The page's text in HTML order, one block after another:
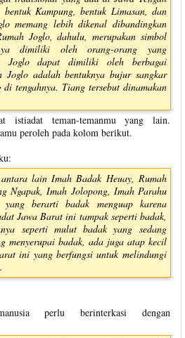
bentuk Kampung, bentuk Limasan, dan
memang lebih dikenal dibandingkan
Joglo, dahulu, merupakan simbol
dimiliki oleh orang-orang yang
Joglo dapat dimiliki oleh berbagai
Joglo adalah bentuknya bujur sangkar
tengahnya. Tiang tersebut dinamakan
istiadat teman-temanmu yang lain.
peroleh pada kolom berikut.
lain Imah Badak Heuay, Rumah
Ngapak, Imah Jolopong, Imah Parahu
yang berarti badak menguap karena
Jawa Barat ini tampak seperti badak,
seperti mulut badak yang sedang
menyerupai badak, ada juga atap kecil
ini yang berfungsi untuk melindungi
perlu berinterkasi dengan